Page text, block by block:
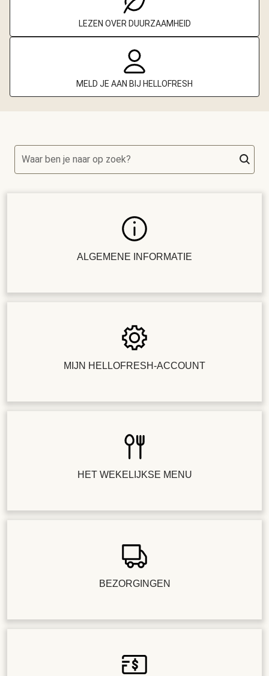
LEZEN OVER DUURZAAMHEID
MELD JE AAN BIJ HELLOFRESH
Waar ben je naar op zoek?
ALGEMENE INFORMATIE
MIJN HELLOFRESH-ACCOUNT
HET WEKELIJKSE MENU
BEZORGINGEN